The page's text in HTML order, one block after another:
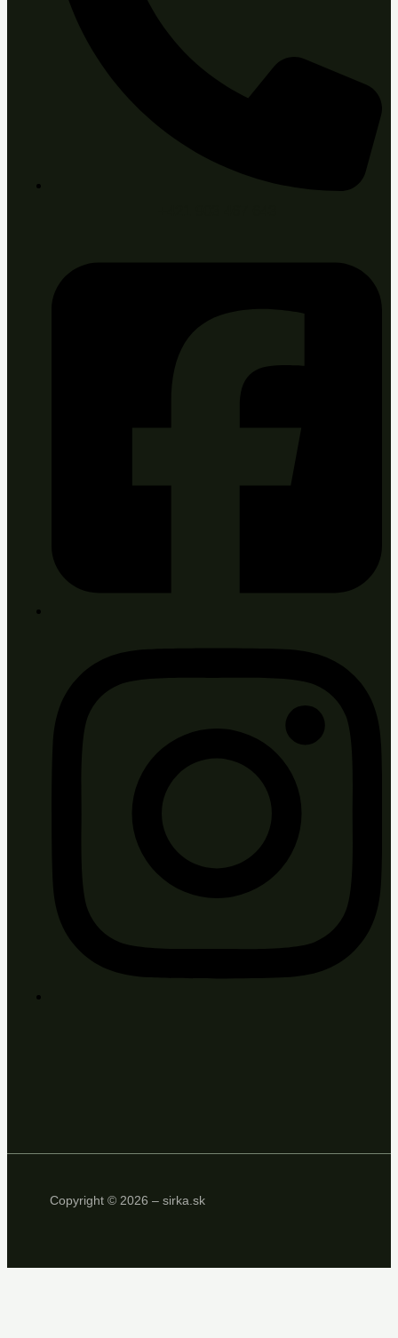
Copyright © 2026 – sirka.sk